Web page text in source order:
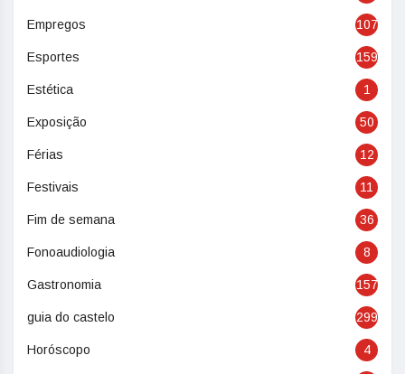
Empregos 107
Esportes 159
Estética 1
Exposição 50
Férias 12
Festivais 11
Fim de semana 36
Fonoaudiologia 8
Gastronomia 157
guia do castelo 299
Horóscopo 4